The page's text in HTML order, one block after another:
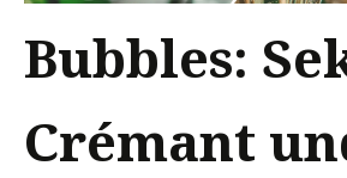
Bubbles:
Crémant